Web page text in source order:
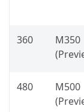
360
M350
480
M500